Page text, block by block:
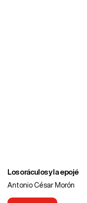
Los oráculos y la epojé
Antonio César Morón